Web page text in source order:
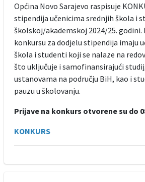
Općina Novo Sarajevo raspisuje
stipendija učenicima srednjih škola i
školskoj/akademskoj 2024/25. godini.
konkursu za dodjelu stipendija imaju
škola i studenti koji se nalaze na
što uključuje i samofinansirajući
ustanovama na području BiH, kao i
pauzu u školovanju.
Prijave na konkurs otvorene su do
KONKURS